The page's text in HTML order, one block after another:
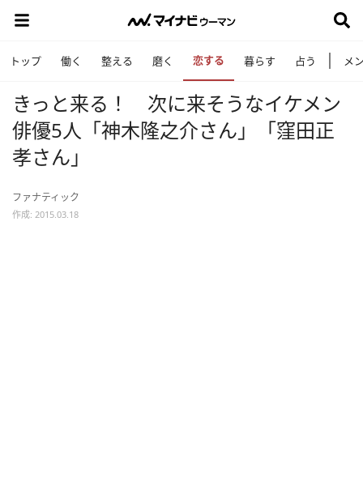
トップ 働く 整える 磨く 恋する 暮らす 占う メ
きっと来る！ 次に来そうなイケメン
俳優5人「神木隆之介さん」「窪田正
孝さん」
ファナティック
作成: 2015.03.18